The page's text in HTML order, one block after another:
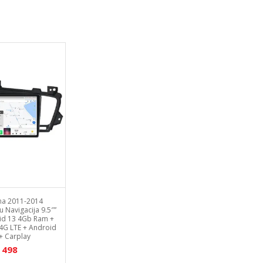
2011-2014
Navigacija 9.5″”
13 4Gb Ram +
LTE + Android
Carplay
498